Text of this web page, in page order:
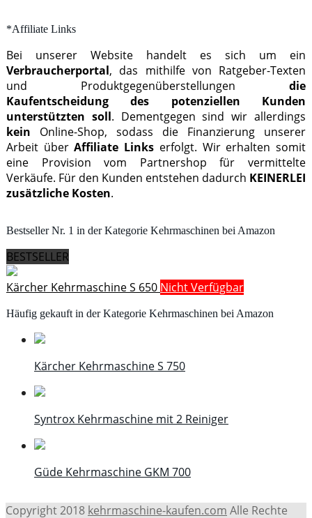
*Affiliate Links
Bei unserer Website handelt es sich um ein
Verbraucherportal, das mithilfe von Ratgeber-Texten
und Produktgegenüberstellungen die
Kaufentscheidung des potenziellen Kunden
unterstützten soll. Dementgegen sind wir allerdings
kein Online-Shop, sodass die Finanzierung unserer
Arbeit überAffiliate Links erfolgt. Wir erhalten somit
eine Provision vom Partnershop für vermittelte
Verkäufe. Für den Kunden entstehen dadurch KEINERLEI
zusätzliche Kosten.
Bestseller Nr. 1 in der Kategorie Kehrmaschinen bei Amazon
BESTSELLER
Kärcher Kehrmaschine S 650 Nicht Verfügbar
Häufig gekauft in der Kategorie Kehrmaschinen bei Amazon
Kärcher Kehrmaschine S 750
Syntrox Kehrmaschine mit 2 Reiniger
Güde Kehrmaschine GKM 700
Copyright 2018 kehrmaschine-kaufen.com Alle Rechte